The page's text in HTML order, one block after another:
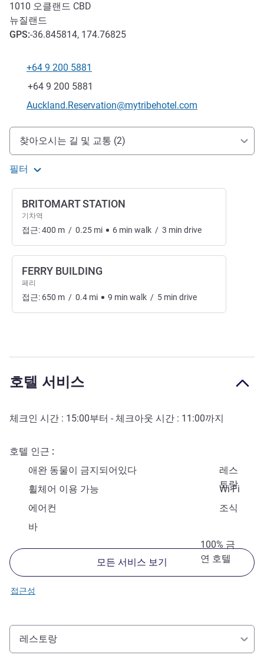
1010 오클랜드 CBD
뉴질랜드
GPS:-36.845814, 174.76825
전화
+64 9 200 5881
팩스
+64 9 200 5881
E-mail
Auckland.Reservation@mytribehotel.com
호텔 접근 및 교통
찾아오시는 길 및 교통 (2)
필터
BRITOMART STATION
기차역
접근:400 m / 0.25 mi 6 min walk / 3 min drive
FERRY BUILDING
페리
접근: 650 m / 0.4 mi 9 min walk / 5 min drive
호텔 서비스
체크인 시간 : 15:00부터 - 체크아웃 시간 : 11:00까지
호텔 인근
애완 동물이 금지되어있다
레스
토랑
휠체어 이용 가능
Wi-Fi
에어컨
조식
바
100% 금
연 호텔
모든 서비스 보기
접근성
레스토랑